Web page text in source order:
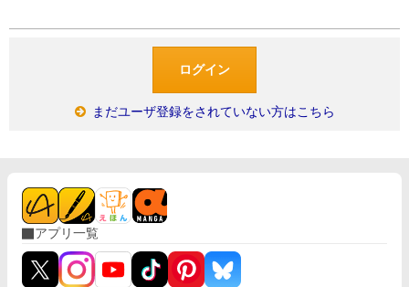
まだユーザ登録をされていない方はこちら
アプリ一覧